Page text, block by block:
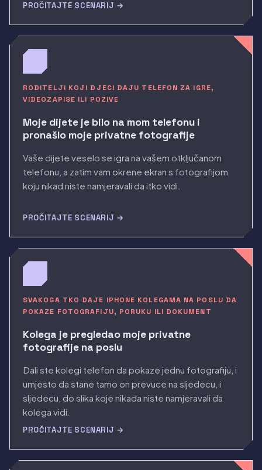
PROČITAJTE SCENARIJ →
RODITELJI KOJI DJECI DAJU TELEFON ZA IGRE,
VIDEOZAPISE ILI POZIVE
Moje dijete je bilo na mom telefonu i
pronašlo moje privatne fotografije
Vaše dijete veselo se igra na vašem otključanom
telefonu, a zatim vam okrene ekran s fotografijom
koju nikad niste namjeravali da itko vidi.
PROČITAJTE SCENARIJ →
SVAKOGA TKO DAJE IPHONE KOLEGAMA NA POSLU DA
POKAZE FOTOGRAFIJU, PORUKU ILI DOKUMENT
Kolega je pregledao moje privatne
fotografije na poslu
Dali ste kolegi telefon da pokaze jednu fotografiju, i
umjesto da stane tamo on prevuce na sljedecu, i
sljedecu, do slika koje nikada niste namjeravali da
kolega vidi.
PROČITAJTE SCENARIJ →